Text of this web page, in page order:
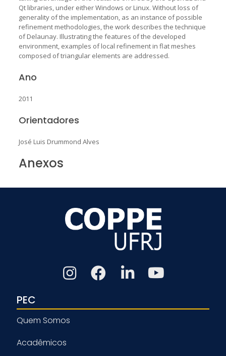
Qt libraries, under either Windows or Linux. Without loss of
generality of the implementation, as an instance of possible
refinement methodologies, the work describes the technique
of Delaunay. Illustrating the features of the developed
environment, examples of local refinement in flat meshes
composed of triangular elements are addressed.
Ano
2011
Orientadores
José Luis Drummond Alves
Anexos
PEC
Quem Somos
Acadêmicos